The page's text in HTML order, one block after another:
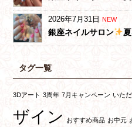
2026年7月31日 NEW
銀座ネイルサロン
タグ一覧
3Dアート 3周年 7月キャンペーン いた
ザイン
おすすめ商品 お中元